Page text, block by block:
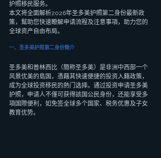
护照移民服务。
本文将全面解析2026年圣多美护照第二身份最新政
策，幫助您快速瞭解申请流程及注意事項，助力您的
全球资产自由布局。
一、圣多美护照第二身份簡介
圣多美和普林西比（簡称圣多美）是非洲中西部一个
风景优美的島国，憑藉其快速便捷的投资入籍政策，
成为全球投资移民的熱门选择。通过投资申请圣多美
护照，申请人不僅可获得該国公民身份，还能享受多
項国際便利，如免签全球多个国家、税务优惠及子女
教育优势。